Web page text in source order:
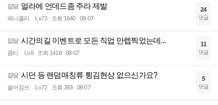
잡담 얼라에 언데드좀 주라 제발
페니졸리 Lv.73 조회 1640 08-07
24
댓글
잡담 시간의길 이벤트로 모든 직업 만렙찍었는데...
좀티 Lv.8 조회 1418 08-07
11
댓글
잡담 시던 등 랜덤매칭류 튕김현상 없으신가요?
쓸어짐쓰 Lv.72 조회 393 08-07
5
댓글